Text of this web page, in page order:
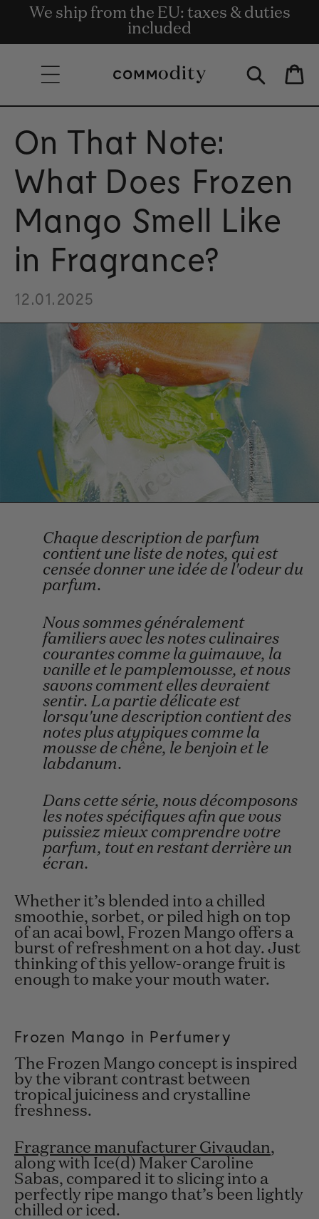
Skip to content
Livraison gratuite à partir de 135 €
d'achat.
We ship from the EU: taxes & duties
included
Get rewards for shopping with
Commodity.Circle
Bag
On That Note:
What Does Frozen
Mango Smell Like
in Fragrance?
12.01.2025
Chaque description de parfum
contient une liste de notes, qui est
censée donner une idée de l'odeur du
parfum.
Nous sommes généralement
familiers avec les notes culinaires
courantes comme la guimauve, la
vanille et le pamplemousse, et nous
savons comment elles devraient
sentir. La partie délicate est
lorsqu'une description contient des
notes plus atypiques comme la
mousse de chêne, le benjoin et le
labdanum.
Dans cette série, nous décomposons
les notes spécifiques afin que vous
puissiez mieux comprendre votre
parfum, tout en restant derrière un
écran.
Whether it’s blended into a chilled
smoothie, sorbet, or piled high on top
of an acai bowl, Frozen Mango offers a
burst of refreshment on a hot day. Just
thinking of this yellow-orange fruit is
enough to make your mouth water.
Frozen Mango in Perfumery
The Frozen Mango concept is inspired
by the vibrant contrast between
tropical juiciness and crystalline
freshness.
Fragrance manufacturer Givaudan,
along with Ice(d) Maker Caroline
Sabas, compared it to slicing into a
perfectly ripe mango that’s been lightly
chilled or iced.